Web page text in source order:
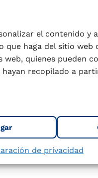
el contenido y
que haga del sitio web
web, quienes pueden
recopilado a
de privacidad
debido a
y níquel superaron
embargo, el
y el mercurio
incluidos Malta,
monitorear